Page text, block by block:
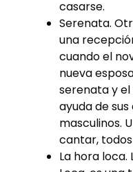
casarse.
Serenata.
una
cuando el
nueva
serenata y
ayuda de
masculinos.
cantar,
La hora loca.